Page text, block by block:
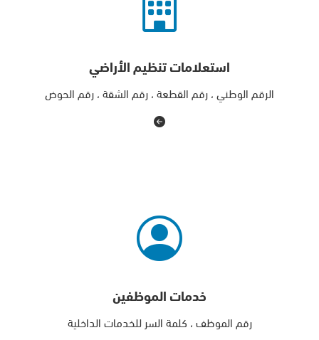
استعلامات تنظيم الأراضي
الرقم الوطني ، رقم القطعة ، رقم الشقة ، رقم الحوض
خدمات الموظفين
رقم الموظف ، كلمة السر للخدمات الداخلية